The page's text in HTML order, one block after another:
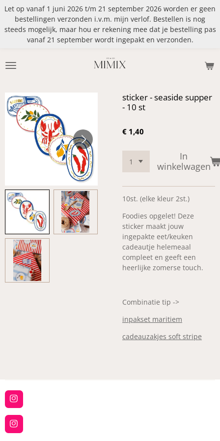
Ga
direct
naar
Let op vanaf 1 juni 2026 t/m 21 september 2026 worden er geen
bestellingen verzonden i.v.m. mijn verlof. Bestellen is nog
steeds mogelijk, maar hou er rekening mee dat je bestelling pas
vanaf 21 september wordt ingepakt en verzonden.
sticker - seaside supper
- 10 st
€ 1,40
In
winkelwagen
10st. (elke kleur 2st.)
Foodies opgelet! Deze
sticker maakt jouw
ingepakte eet/keuken
cadeautje helemeaal
compleet en geeft een
heerlijke zomerse touch.
Combinatie tip ->
inpakset maritiem
cadeauzakjes soft stripe
I
n
s
t
a
I
n